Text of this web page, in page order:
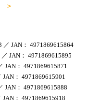
＞
／ JAN： 4971869615864
JAN： 4971869615895
JAN： 4971869615871
JAN： 4971869615901
JAN： 4971869615888
JAN： 4971869615918